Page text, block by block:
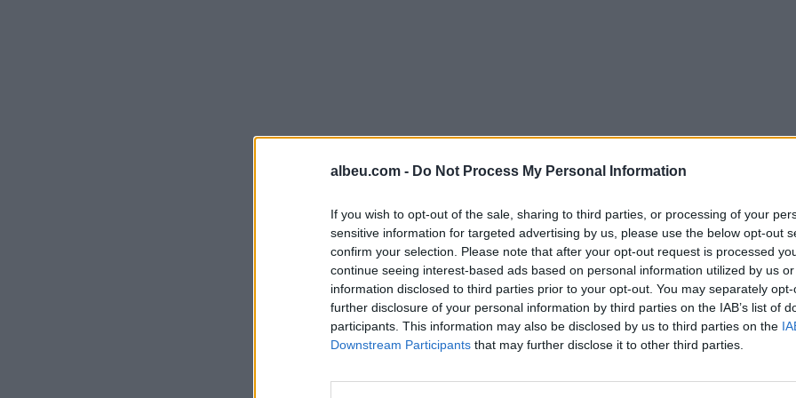
albeu.com - Do Not Process My Personal Information
If you wish to opt-out of the sale, sharing to third parties, or processing of your
sensitive information for targeted advertising by us, please use the below opt-out
confirm your selection. Please note that after your opt-out request is processed
continue seeing interest-based ads based on personal information utilized by us
information disclosed to third parties prior to your opt-out. You may separately
further disclosure of your personal information by third parties on the IAB’s list of
participants. This information may also be disclosed by us to third parties on the
Downstream Participants that may further disclose it to other third parties.